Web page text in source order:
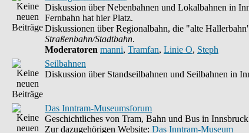
Diskussion über Nebenbahnen und Lokalbahnen in
Fernbahn hat hier Platz.
Diskussionen über Regionalbahn, die "alte
Straßenbahn/Stadtbahn.
Moderatoren manni, Tramfan, Linie O, Steph
Seilbahnen
Diskussion über Standseilbahnen und Seilbahnen in
Das Inntram-Museumsforum
Geschichtliches von Tram, Bahn und Bus in
Zur dazugehörigen Website: Das Inntram-Museum